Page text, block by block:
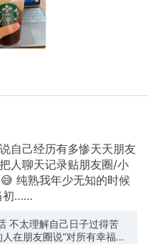
自己经历有多惨天天朋友
人聊天记录贴朋友圈/小
纯熟我年少无知的时候
初……
不太理解自己日子过得苦
人在朋友圈说“对所有幸福的